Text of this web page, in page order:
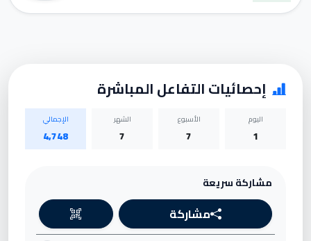
إحصائيات التفاعل المباشرة
اليوم
1
الأسبوع
7
الشهر
7
الإجمالي
4,748
مشاركة سريعة
مشاركة